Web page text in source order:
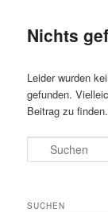
Nichts
Leider wurden
gefunden.
Beitrag zu finden.
Suchen
SUCHEN